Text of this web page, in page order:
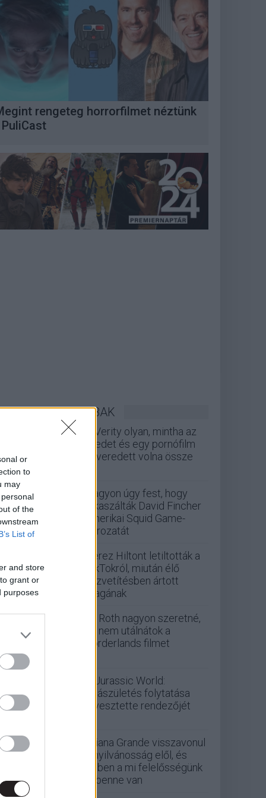
or
to
may
of the
List of
and store
grant or
purposes
rengeteg horrorfilmet néztünk
LEGOLVASOTTABBAK
A Verity olyan, mintha az
Eredet és egy pornófilm
keveredett volna össze
Nagyon úgy fest, hogy
elkaszálták David Fincher
amerikai Squid Game-
sorozatát
Perez Hiltont letiltották a
TikTokról, miután élő
közvetítésben ártott
magának
Eli Roth nagyon szeretné,
ha nem utálnátok a
Borderlands filmet
A Jurassic World:
Újjászületés folytatása
elvesztette rendezőjét
Ariana Grande visszavonul
a nyilvánosság elől, és
ebben a mi felelősségünk
is benne van